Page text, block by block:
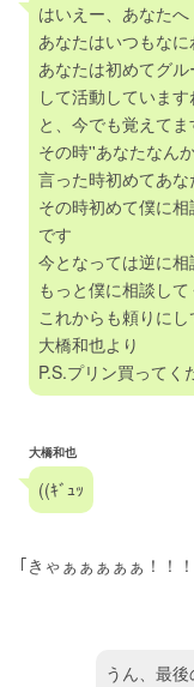
はいえー、あなたへ
あなたはいつもな
あなたは初めてグ
して活動していま
と、今でも覚えてま
その時''あなたなん
言った時初めてあ
その時初めて僕に
です
今となっては逆に
もっと僕に相談し
これからも頼りに
大橋和也より
P.S.プリン買ってく
大橋和也
((ｷﾞｭｯ
｢きゃぁぁぁぁぁ！！
うん、最